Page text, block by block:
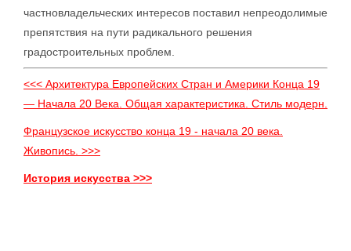
частновладельческих интересов поставил непреодолимые
препятствия на пути радикального решения
градостроительных проблем.
<<< Архитектура Европейских Стран и Америки Конца 19
— Начала 20 Века. Общая характеристика. Стиль модерн.
Французское искусство конца 19 - начала 20 века.
Живопись. >>>
История искусства >>>